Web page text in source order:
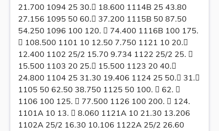
21.700 1094 25 30. 18.600 1114B 25 43.80
27.156 1095 50 60. 37.200 1115B 50 87.50
54.250 1096 100 120.  74.400 1116B 100 175.
 108.500 1101 10 12.50 7.750 1121 10 20.
12.400 1102 25/2 15.70 9.734 1122 25/2 25. 
15.500 1103 20 25. 15.500 1123 20 40.
24.800 1104 25 31.30 19.406 1124 25 50. 31.
1105 50 62.50 38.750 1125 50 100.  62. 
1106 100 125.  77.500 1126 100 200.  124.
1101A 10 13.  8.060 1121A 10 21.30 13.206
1102A 25/2 16.30 10.106 1122A 25/2 26.60